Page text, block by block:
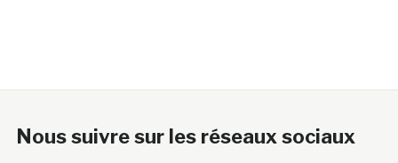
Nous suivre sur les réseaux sociaux